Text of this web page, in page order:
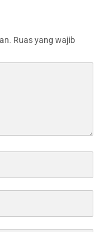
Ruas yang wajib